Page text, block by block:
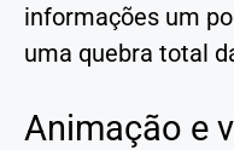
informações um
uma quebra total
Animação e